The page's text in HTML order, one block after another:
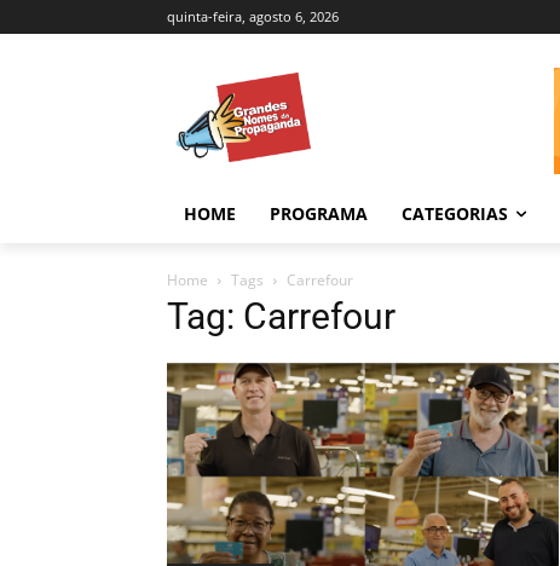
quinta-feira, agosto 6, 2026
HOME PROGRAMA CATEGORIAS
Home Tags Carrefour
Tag: Carrefour